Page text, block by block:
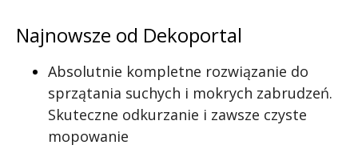
Najnowsze od Dekoportal
Absolutnie kompletne rozwiązanie do
sprzątania suchych i mokrych zabrudzeń.
Skuteczne odkurzanie i zawsze czyste
mopowanie